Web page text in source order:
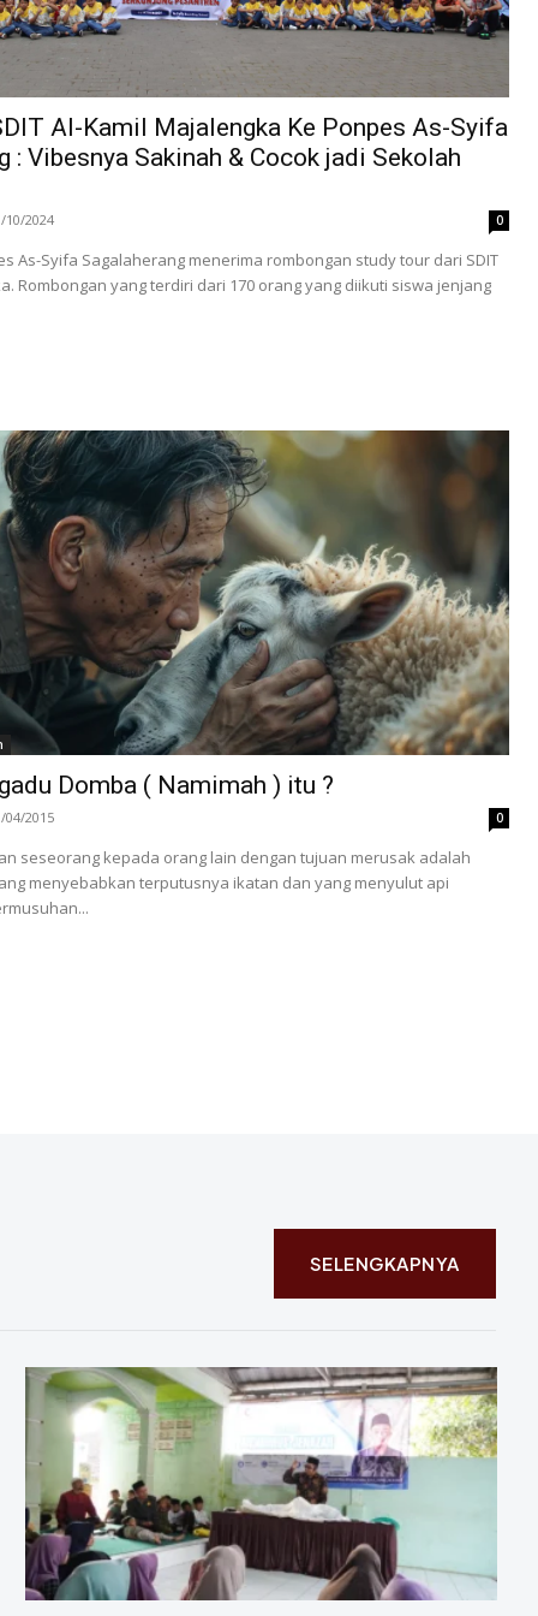
Al-Kamil Majalengka Ke Ponpes As-Syifa
: Vibesnya Sakinah & Cocok jadi Sekolah
10/2024 0
As-Syifa Sagalaherang menerima rombongan study tour dari SDIT
Rombongan yang terdiri dari 170 orang yang diikuti siswa jenjang
Domba ( Namimah ) itu ?
04/2015 0
seseorang kepada orang lain dengan tujuan merusak adalah
menyebabkan terputusnya ikatan dan yang menyulut api
SELENGKAPNYA